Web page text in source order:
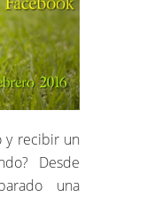
y recibir un
Desde
una